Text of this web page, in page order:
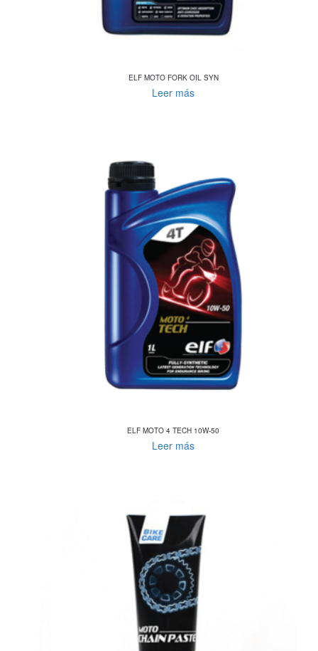
ELF MOTO FORK OIL SYN
Leer más
ELF MOTO 4 TECH 10W-50
Leer más